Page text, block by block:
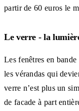
partir de 60 euros le
Le verre - la
Les fenêtres en
les vérandas qui
verre n’est plus un
de facade à part